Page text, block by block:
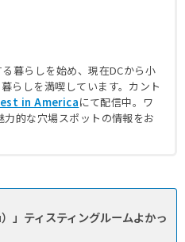
暮らしを始め、現在DCから小
らしを満喫しています。カント
in Americaにて配信中。ワ
的な穴場スポットの情報をお
」ティスティングルームよかっ